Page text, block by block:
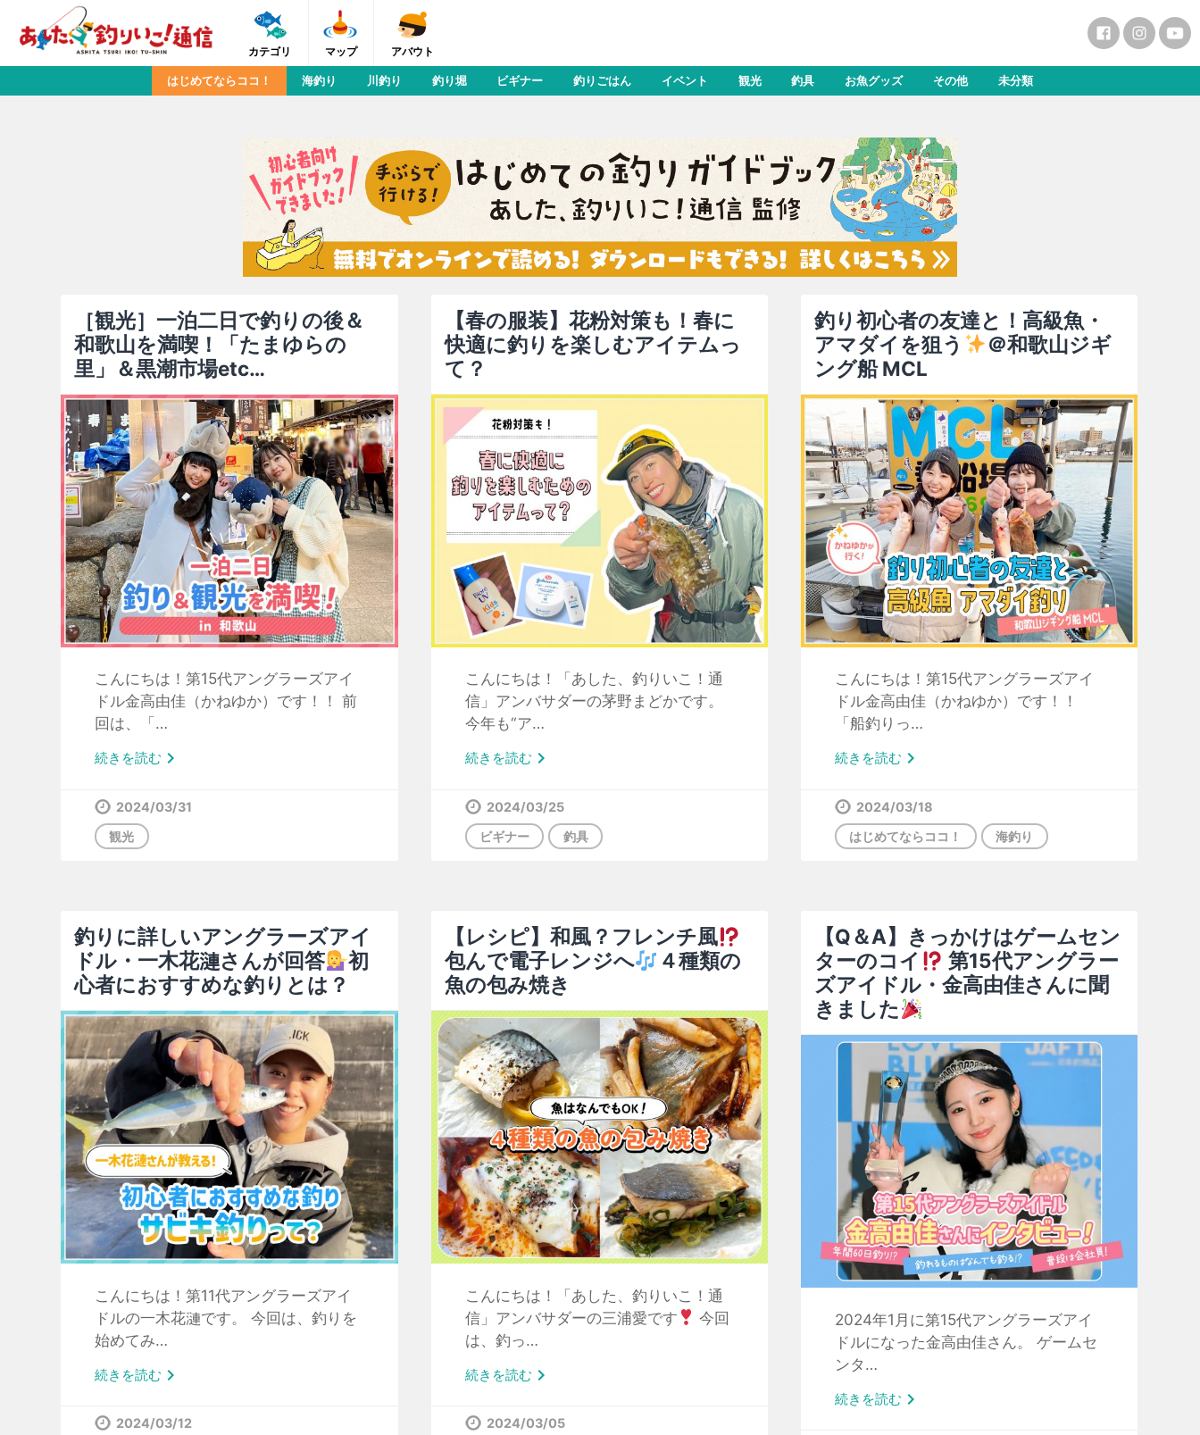
カテゴリ マップ アバウト
はじめてならココ！ 海釣り 川釣り 釣り堀 ビギナー 釣りごはん イベント 観光 釣具 お魚グッズ その他 未分類
［観光］一泊二日で釣りの後＆
和歌山を満喫！「たまゆらの
里」＆黒潮市場etc…
こんにちは！第15代アングラーズアイ
ドル金高由佳（かねゆか）です！！ 前
回は、「…
続きを読む
2024/03/31
観光
【春の服装】花粉対策も！春に
快適に釣りを楽しむアイテムっ
て？
こんにちは！「あした、釣りいこ！通
信」アンバサダーの茅野まどかです。
今年も“ア…
続きを読む
2024/03/25
ビギナー
釣具
釣り初心者の友達と！高級魚・
アマダイを狙う
＠和歌山ジギ
ング船 MCL
こんにちは！第15代アングラーズアイ
ドル金高由佳（かねゆか）です！！
「船釣りっ…
続きを読む
2024/03/18
はじめてならココ！
海釣り
釣りに詳しいアングラーズアイ
ドル・一木花漣さんが回答
初
心者におすすめな釣りとは？
こんにちは！第11代アングラーズアイ
ドルの一木花漣です。 今回は、釣りを
始めてみ…
続きを読む
2024/03/12
【レシピ】和風？フレンチ風
包んで電子レンジへ
４種類の
魚の包み焼き
こんにちは！「あした、釣りいこ！通
信」アンバサダーの三浦愛です
今回
は、釣っ…
続きを読む
2024/03/05
【Q＆A】きっかけはゲームセン
ターのコイ
第15代アングラー
ズアイドル・金高由佳さんに聞
きました
2024年1月に第15代アングラーズアイ
ドルになった金高由佳さん。 ゲームセ
ンタ…
続きを読む